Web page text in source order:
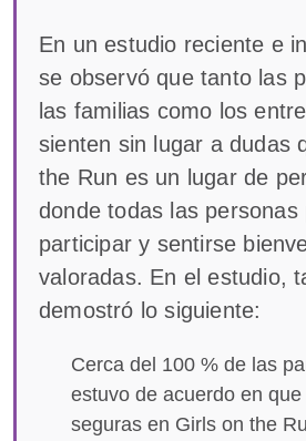
En un estudio reciente e
se observó que tanto las
las familias como los
sienten sin lugar a dudas
the Run es un lugar de
donde todas las personas
participar y sentirse
valoradas. En el estudio,
demostró lo siguiente:
Cerca del 100 % de las
estuvo de acuerdo en
seguras en Girls on the